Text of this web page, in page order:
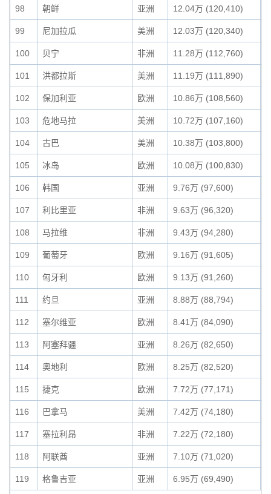
98 朝鲜 亚洲 12.04万 (120,410)
99 尼加拉瓜 美洲 12.03万 (120,340)
100 贝宁 非洲 11.28万 (112,760)
101 洪都拉斯 美洲 11.19万 (111,890)
102 保加利亚 欧洲 10.86万 (108,560)
103 危地马拉 美洲 10.72万 (107,160)
104 古巴 美洲 10.38万 (103,800)
105 冰岛 欧洲 10.08万 (100,830)
106 韩国 亚洲 9.76万 (97,600)
107 利比里亚 非洲 9.63万 (96,320)
108 马拉维 非洲 9.43万 (94,280)
109 葡萄牙 欧洲 9.16万 (91,605)
110 匈牙利 欧洲 9.13万 (91,260)
111 约旦 亚洲 8.88万 (88,794)
112 塞尔维亚 欧洲 8.41万 (84,090)
113 阿塞拜疆 亚洲 8.26万 (82,650)
114 奥地利 欧洲 8.25万 (82,520)
115 捷克 欧洲 7.72万 (77,171)
116 巴拿马 美洲 7.42万 (74,180)
117 塞拉利昂 非洲 7.22万 (72,180)
118 阿联酋 亚洲 7.10万 (71,020)
119 格鲁吉亚 亚洲 6.95万 (69,490)